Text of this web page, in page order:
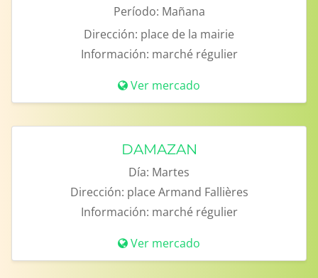
Período: Mañana
Dirección: place de la mairie
Información: marché régulier
Ver mercado
DAMAZAN
Día: Martes
Dirección: place Armand Fallières
Información: marché régulier
Ver mercado